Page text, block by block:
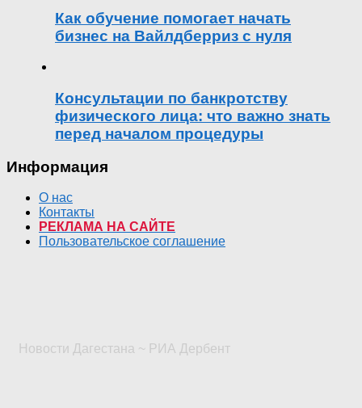
Как обучение помогает начать
бизнес на Вайлдберриз с нуля
Консультации по банкротству
физического лица: что важно знать
перед началом процедуры
Информация
О нас
Контакты
РЕКЛАМА НА САЙТЕ
Пользовательское соглашение
Новости Дагестана ~ РИА Дербент